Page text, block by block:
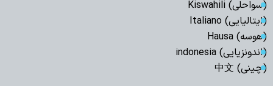
(سواحلی) Kiswahili
(ایتالیایی) Italiano
(هوسه) Hausa
(اندونزیایی) indonesia
(چینی) 中文